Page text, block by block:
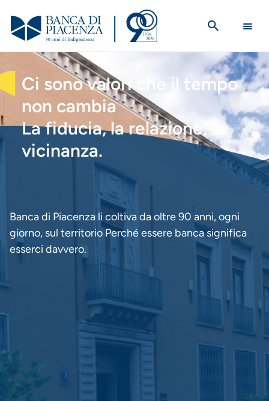
contenuto
principale
HOMEPAGE
Ci sono valori che il tempo
non cambia
La fiducia, la relazione, la
vicinanza.
Banca di Piacenza li coltiva da oltre 90 anni, ogni
giorno, sul territorio Perché essere banca significa
esserci davvero.